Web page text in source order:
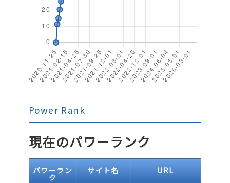
Power Rank
現在のパワーランク
パワーラン
ク
サイト名 URL